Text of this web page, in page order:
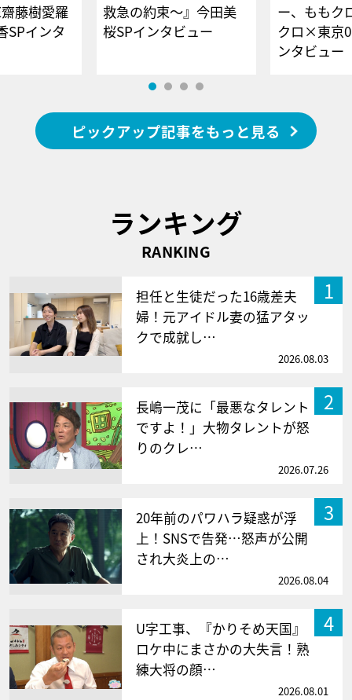
藤樹愛羅
SPインタ
救急の約束～』今田美
桜SPインタビュー
ー、ももク
クロ×東京
ンタビュー
ピックアップ記事をもっと見る
ランキング
RANKING
1
担任と生徒だった16歳差夫
婦！元アイドル妻の猛アタッ
クで成就し…
2026.08.03
2
長嶋一茂に「最悪なタレント
ですよ！」大物タレントが怒
りのクレ…
2026.07.26
3
20年前のパワハラ疑惑が浮
上！SNSで告発…怒声が公開
され大炎上の…
2026.08.04
4
U字工事、『かりそめ天国』
ロケ中にまさかの大失言！熟
練大将の顔…
2026.08.01